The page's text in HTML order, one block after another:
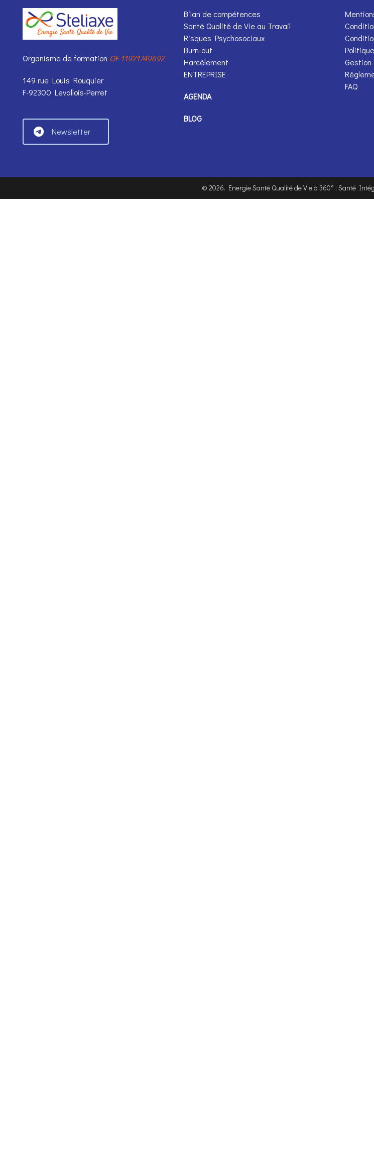
Organisme de formation OF 11921749692
149 rue Louis Rouquier
F-92300 Levallois-Perret
Newsletter
Bilan de compétences
Santé Qualité de Vie au Travail
Risques Psychosociaux
Burn-out
Harcèlement
ENTREPRISE
AGENDA
BLOG
Gestion
FAQ
© 2026. Energie Santé Qualité de Vie à 360° : Santé